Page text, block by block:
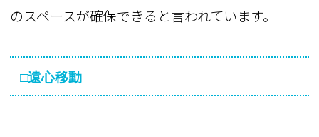
のスペースが確保できると言われています。
□遠心移動